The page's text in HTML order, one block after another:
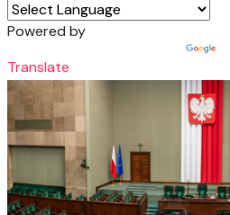
Powered by
Translate